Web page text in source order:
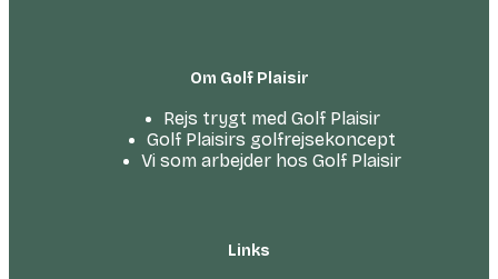
Om Golf Plaisir
Rejs trygt med Golf Plaisir
Golf Plaisirs golfrejsekoncept
Vi som arbejder hos Golf Plaisir
Links